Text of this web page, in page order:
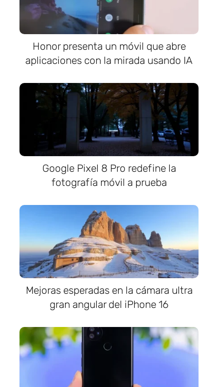
Honor presenta un móvil que abre
aplicaciones con la mirada usando IA
Google Pixel 8 Pro redefine la
fotografía móvil a prueba
Mejoras esperadas en la cámara ultra
gran angular del iPhone 16